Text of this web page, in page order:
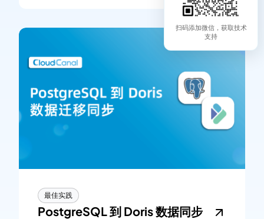
最佳实践
PostgreSQL 到 Doris 数据同步
扫码添加微信，获取技术
支持